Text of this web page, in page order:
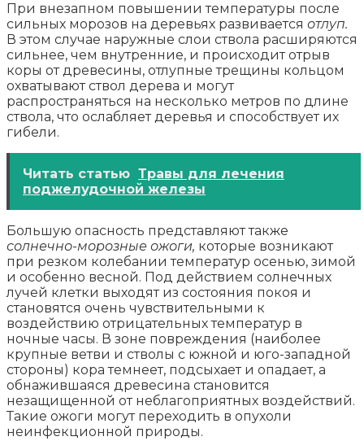
При внезапном повышении температуры после
сильных морозов на деревьях развивается отлуп.
В этом случае наружные слои ствола расширяются
сильнее, чем внутренние, и происходит отрыв
коры от древесины, отлупные трещины кольцом
охватывают ствол дерева и могут
распространяться на несколько метров по длине
ствола, что ослабляет деревья и способствует их
гибели.
Читать статью Травы для лечения
поджелудочной железы
Большую опасность представляют также
солнечно-морозные ожоги, которые возникают
при резком колебании температур осенью, зимой
и особенно весной. Под действием солнечных
лучей клетки выходят из состояния покоя и
становятся очень чувствительными к
воздействию отрицательных температур в
ночные часы. В зоне повреждения (наиболее
крупные ветви и стволы с южной и юго-западной
стороны) кора темнеет, подсыхает и опадает, а
обнажившаяся древесина становится
незащищенной от неблагоприятных воздействий.
Такие ожоги могут переходить в опухоли
неинфекционной природы.